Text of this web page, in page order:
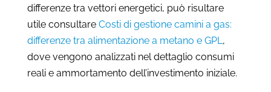
differenze tra vettori energetici, può risultare
utile consultare Costi di gestione camini a gas:
differenze tra alimentazione a metano e GPL,
dove vengono analizzati nel dettaglio consumi
reali e ammortamento dell’investimento iniziale.